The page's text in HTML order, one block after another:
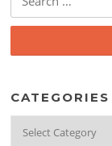
for:
CATEGORIES